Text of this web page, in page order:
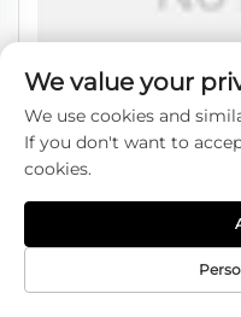
Forgex Custom
Inch 5x112
BMW M5 M2 M3
We value your
We use cookies and
If you don't want to
cookies.